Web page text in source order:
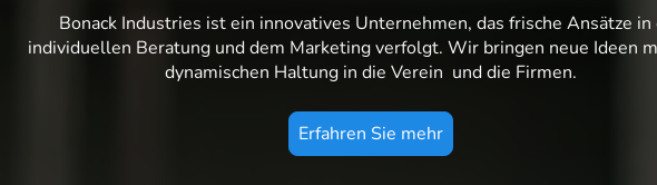
Bonack Industries ist ein innovatives Unternehmen, das frische Ansätze in
individuellen Beratung und dem Marketing verfolgt. Wir bringen neue Ideen
dynamischen Haltung in die Verein und die Firmen.
Erfahren Sie mehr